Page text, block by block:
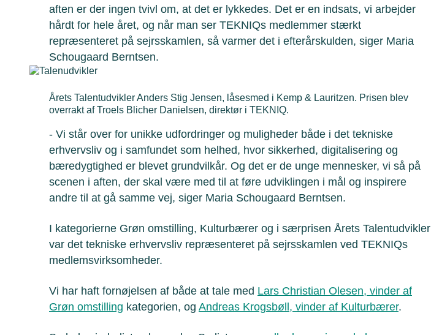
aften er der ingen tvivl om, at det er lykkedes. Det er en indsats, vi arbejder
hårdt for hele året, og når man ser TEKNIQs medlemmer stærkt
repræsenteret på sejrsskamlen, så varmer det i efterårskulden, siger Maria
Schougaard Berntsen.
Årets Talentudvikler Anders Stig Jensen, låsesmed i Kemp & Lauritzen. Prisen blev
overrakt af Troels Blicher Danielsen, direktør i TEKNIQ.
- Vi står over for unikke udfordringer og muligheder både i det tekniske
erhvervsliv og i samfundet som helhed, hvor sikkerhed, digitalisering og
bæredygtighed er blevet grundvilkår. Og det er de unge mennesker, vi så på
scenen i aften, der skal være med til at føre udviklingen i mål og inspirere
andre til at gå samme vej, siger Maria Schougaard Berntsen.
I kategorierne Grøn omstilling, Kulturbærer og i særprisen Årets Talentudvikler
var det tekniske erhvervsliv repræsenteret på sejrsskamlen ved TEKNIQs
medlemsvirksomheder.
Vi har haft fornøjelsen af både at tale med Lars Christian Olesen, vinder af
Grøn omstilling kategorien, og Andreas Krogsbøll, vinder af Kulturbærer.